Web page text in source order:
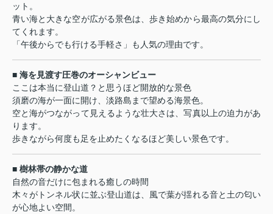
ット。
青い海と大きな空が広がる景色は、歩き始めから最高の気分にし
てくれます。
「午後からでも行ける手軽さ」も人気の理由です。
■ 海を見渡す圧巻のオーシャンビュー
ここは本当に登山道？と思うほど開放的な景色
須磨の海が一面に開け、淡路島まで望める海景色。
空と海がつながって見えるような壮大さは、写真以上の迫力があ
ります。
歩きながら何度も足を止めたくなるほど美しい景色です。
■ 樹林帯の静かな道
自然の音だけに包まれる癒しの時間
木々がトンネル状に並ぶ登山道は、風で葉が揺れる音と土の匂い
が心地よい空間。